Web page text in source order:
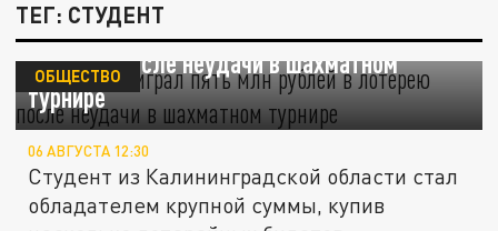
ТЕГ: СТУДЕНТ
Студент выиграл пять млн рублей в
лотерею после неудачи в шахматном
турнире
ОБЩЕСТВО
06 АВГУСТА 12:30
Студент из Калининградской области стал
обладателем крупной суммы, купив